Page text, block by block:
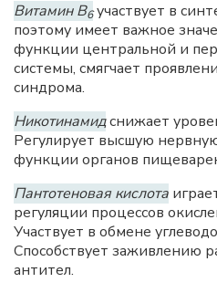
Витамин В6участвует в
поэтому имеет важное
функции центральной и
системы, смягчает
синдрома.
Никотинамидснижает
Регулирует высшую
функции органов
Пантотеновая кислота
регуляции процессов
Участвует в обмене
Способствует заживлению
антител.